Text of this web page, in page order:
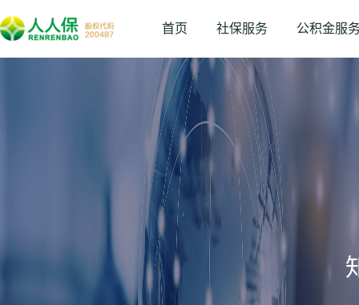
首页 社保服务 公积金服